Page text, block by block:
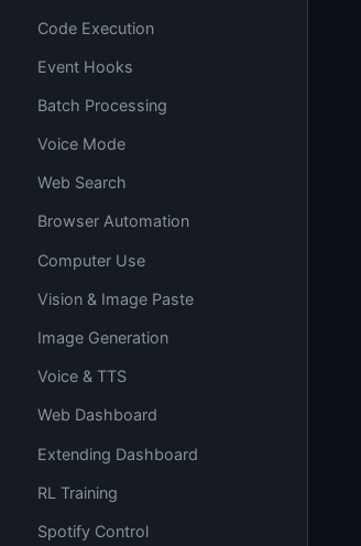
Code Execution
Event Hooks
Batch Processing
Voice Mode
Web Search
Browser Automation
Computer Use
Vision & Image Paste
Image Generation
Voice & TTS
Web Dashboard
Extending Dashboard
RL Training
Spotify Control